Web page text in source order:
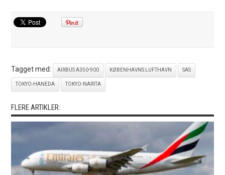
Tagget med: AIRBUS A350-900 KØBENHAVNS LUFTHAVN SAS
TOKYO-HANEDA TOKYO-NARITA
FLERE ARTIKLER: